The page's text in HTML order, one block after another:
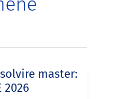
master:
2026